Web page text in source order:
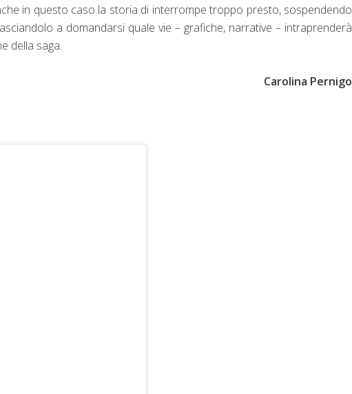
in questo caso la storia di interrompe troppo presto, sospendendo
a domandarsi quale vie – grafiche, narrative – intraprenderà
della saga.
Carolina Pernigo